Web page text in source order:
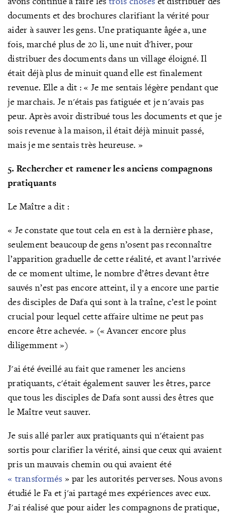
documents et des brochures clarifiant la vérité pour
aider à sauver les gens. Une pratiquante âgée a, une
fois, marché plus de 20 li, une nuit d'hiver, pour
distribuer des documents dans un village éloigné. Il
était déjà plus de minuit quand elle est finalement
revenue. Elle a dit : « Je me sentais légère pendant que
je marchais. Je n'étais pas fatiguée et je n'avais pas
peur. Après avoir distribué tous les documents et que je
sois revenue à la maison, il était déjà minuit passé,
mais je me sentais très heureuse. »
5. Rechercher et ramener les anciens compagnons
pratiquants
Le Maître a dit :
« Je constate que tout cela en est à la dernière phase,
seulement beaucoup de gens n’osent pas reconnaître
l’apparition graduelle de cette réalité, et avant l’arrivée
de ce moment ultime, le nombre d’êtres devant être
sauvés n’est pas encore atteint, il y a encore une partie
des disciples de Dafa qui sont à la traîne, c’est le point
crucial pour lequel cette affaire ultime ne peut pas
encore être achevée. » (« Avancer encore plus
diligemment »)
J'ai été éveillé au fait que ramener les anciens
pratiquants, c'était également sauver les êtres, parce
que tous les disciples de Dafa sont aussi des êtres que
le Maître veut sauver.
Je suis allé parler aux pratiquants qui n'étaient pas
sortis pour clarifier la vérité, ainsi que ceux qui avaient
pris un mauvais chemin ou qui avaient été
« transformés » par les autorités perverses. Nous avons
étudié le Fa et j'ai partagé mes expériences avec eux.
J'ai réalisé que pour aider les compagnons de pratique,